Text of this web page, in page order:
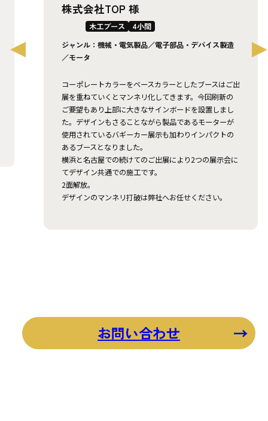
株式会社TOP 様
木工ブース
4小間
ジャンル：機械・電気製品／電子部品・デバイス製造
／モータ
コーポレートカラーをベースカラーとしたブースはご出
展を重ねていくとマンネリ化してきます。今回刷新の
ご要望もあり上部に大きなサインボードを設置しまし
た。デザインもさることながら製品であるモーターが
使用されているバギーカー展示も加わりインパクトの
あるブースとなりました。
横浜と名古屋での続けてのご出展により2つの展示会に
てデザイン共通での施工です。
2面解放。
デザインのマンネリ打破は弊社へお任せください。
お問い合わせ